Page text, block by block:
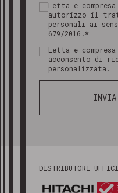
Letta e
autorizzo il
personali ai
679/2016.*
Letta e
acconsento di
personalizzata.
INVIA
DISTRIBUTORI